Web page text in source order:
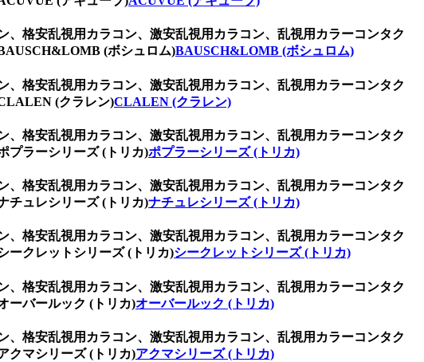
格安乱視用カラコン、激安乱視用カラコン、乱視用カラーコンタク
(ボシュロム)BAUSCH&LOMB (ボシュロム)
格安乱視用カラコン、激安乱視用カラコン、乱視用カラーコンタク
(クラレン)CLALEN (クラレン)
格安乱視用カラコン、激安乱視用カラコン、乱視用カラーコンタク
プラーシリーズ (トリカ)ポプラーシリーズ (トリカ)
格安乱視用カラコン、激安乱視用カラコン、乱視用カラーコンタク
チュレシリーズ (トリカ)ナチュレシリーズ (トリカ)
格安乱視用カラコン、激安乱視用カラコン、乱視用カラーコンタク
ークレットシリーズ (トリカ)シークレットシリーズ (トリカ)
格安乱視用カラコン、激安乱視用カラコン、乱視用カラーコンタク
ーバールック (トリカ)オーバールック (トリカ)
格安乱視用カラコン、激安乱視用カラコン、乱視用カラーコンタク
クマシリーズ (トリカ)アクマシリーズ (トリカ)